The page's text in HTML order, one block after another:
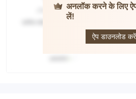
अनलॉक करने के लिए
लें!
ऐप डाउनलोड करें